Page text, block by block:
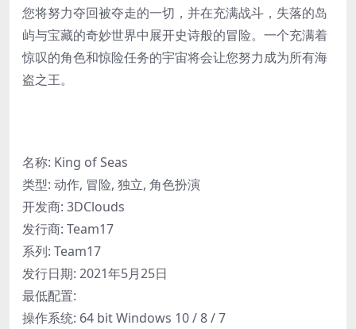
您将努力夺回被夺走的一切，并在充满战斗，失落的岛
屿与宝藏的奇妙世界中展开史诗般的冒险。一个充满着
惊叹的角色和惊险任务的宇宙将会让您努力成为所有海
盗之王。
名称: King of Seas
类型: 动作, 冒险, 独立, 角色扮演
开发商: 3DClouds
发行商: Team17
系列: Team17
发行日期: 2021年5月25日
最低配置:
操作系统: 64 bit Windows 10 / 8 / 7